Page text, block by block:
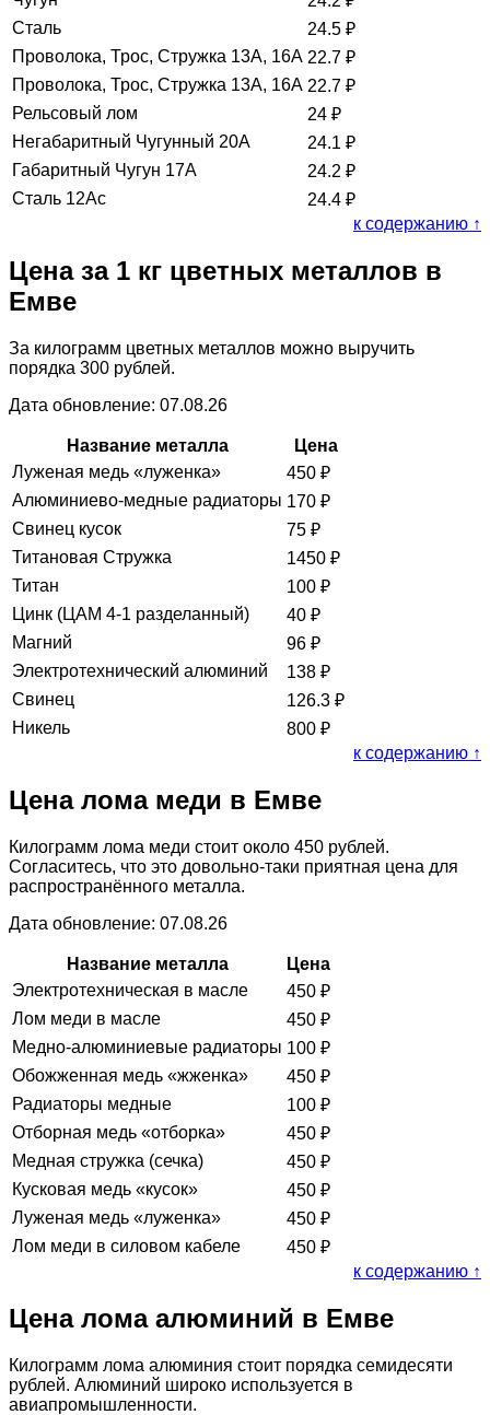
Сталь
24.5 ₽
Проволока, Трос, Стружка 13А, 16А 22.7 ₽
Проволока, Трос, Стружка 13А, 16А 22.7 ₽
Рельсовый лом
24 ₽
Негабаритный Чугунный 20А
24.1 ₽
Габаритный Чугун 17А
24.2 ₽
Сталь 12Ас
24.4 ₽
к содержанию ↑
Цена за 1 кг цветных металлов в
Емве
За килограмм цветных металлов можно выручить
порядка 300 рублей.
Дата обновление: 07.08.26
Название металла
Цена
Луженая медь «луженка»
450 ₽
Алюминиево-медные радиаторы 170 ₽
Свинец кусок
75 ₽
Титановая Стружка
1450 ₽
Титан
100 ₽
Цинк (ЦАМ 4-1 разделанный)
40 ₽
Магний
96 ₽
Электротехнический алюминий
138 ₽
Свинец
126.3 ₽
Никель
800 ₽
к содержанию ↑
Цена лома меди в Емве
Килограмм лома меди стоит около 450 рублей.
Согласитесь, что это довольно-таки приятная цена для
распространённого металла.
Дата обновление: 07.08.26
Название металла
Цена
Электротехническая в масле
450 ₽
Лом меди в масле
450 ₽
Медно-алюминиевые радиаторы 100 ₽
Обожженная медь «жженка»
450 ₽
Радиаторы медные
100 ₽
Отборная медь «отборка»
450 ₽
Медная стружка (сечка)
450 ₽
Кусковая медь «кусок»
450 ₽
Луженая медь «луженка»
450 ₽
Лом меди в силовом кабеле
450 ₽
к содержанию ↑
Цена лома алюминий в Емве
Килограмм лома алюминия стоит порядка семидесяти
рублей. Алюминий широко используется в
авиапромышленности.